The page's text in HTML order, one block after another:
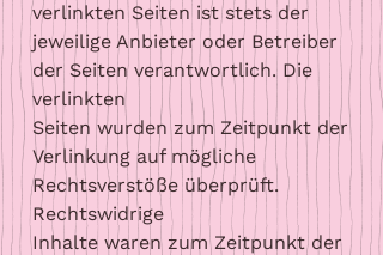
verlinkten Seiten ist stets der
jeweilige Anbieter oder Betreiber
der Seiten verantwortlich. Die
verlinkten
Seiten wurden zum Zeitpunkt der
Verlinkung auf mögliche
Rechtsverstöße überprüft.
Rechtswidrige
Inhalte waren zum Zeitpunkt der